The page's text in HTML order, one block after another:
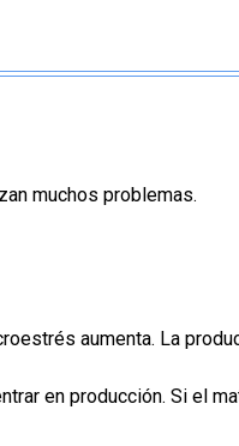
muchos problemas.
aumenta. La
en producción. Si el